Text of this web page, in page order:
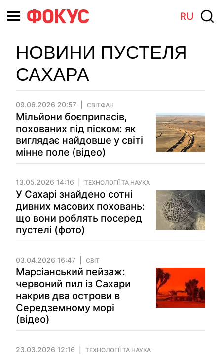
RU
НОВИНИ ПУСТЕЛЯ
САХАРА
09.06.2026 20:57 СВІТФАН
Мільйони боєприпасів,
похованих під піском: як
виглядає найдовше у світі
мінне поле (відео)
13.05.2026 14:16 ТЕХНОЛОГІЇ ТА НАУКА
У Сахарі знайдено сотні
дивних масових поховань:
що вони роблять посеред
пустелі (фото)
03.04.2026 16:47 СВІТ
Марсіанський пейзаж:
червоний пил із Сахари
накрив два острови в
Середземному морі
(відео)
23.03.2026 12:16 ТЕХНОЛОГІЇ ТА НАУКА